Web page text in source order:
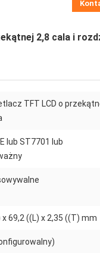
2,8 cala i
TFT LCD o
lub ST7701 lub
x 69,2 ((L) x 2,35 ((T) mm